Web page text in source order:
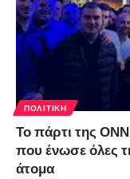
ΠΟΛΙΤΙΚΉ
Το πάρτι της
που ένωσε όλες
άτομα